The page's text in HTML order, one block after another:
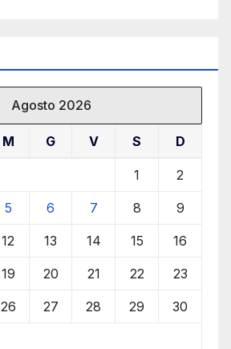
Agosto 2026
M G V S D
1 2
5 6 7 8 9
12 13 14 15 16
19 20 21 22 23
26 27 28 29 30